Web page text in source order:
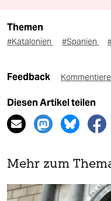
Themen
#Katalonien #Spanien
Feedback
Diesen Artikel teilen
Mehr zum